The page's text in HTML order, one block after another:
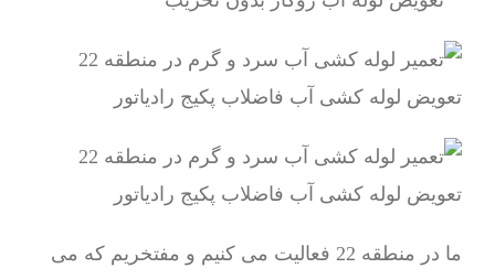
ما در منطقه 22 فعالیت می کنیم و مفتخریم که می